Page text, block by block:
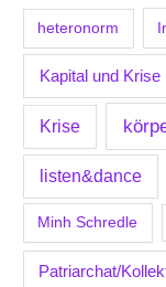
heteronorm
Kapital und Krise
Krise
listen&dance
Minh Schredle
Patriarchat/